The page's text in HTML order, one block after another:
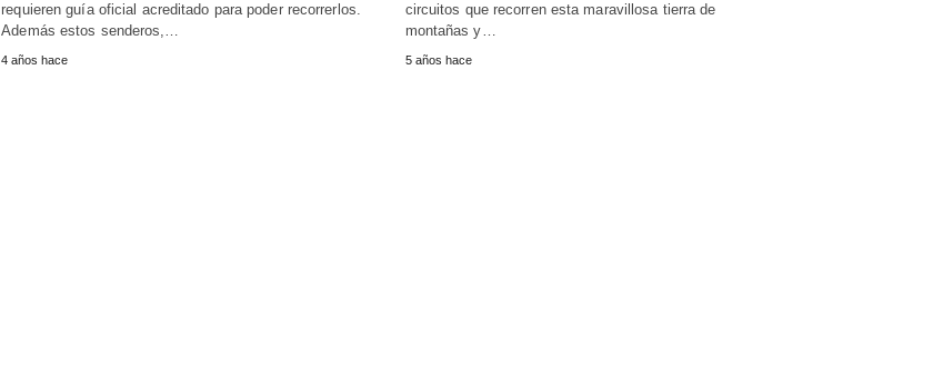
requieren guía oficial acreditado para poder recorrerlos.
Además estos senderos,…
4 años hace
circuitos que recorren esta maravillosa tierra de
montañas y…
5 años hace